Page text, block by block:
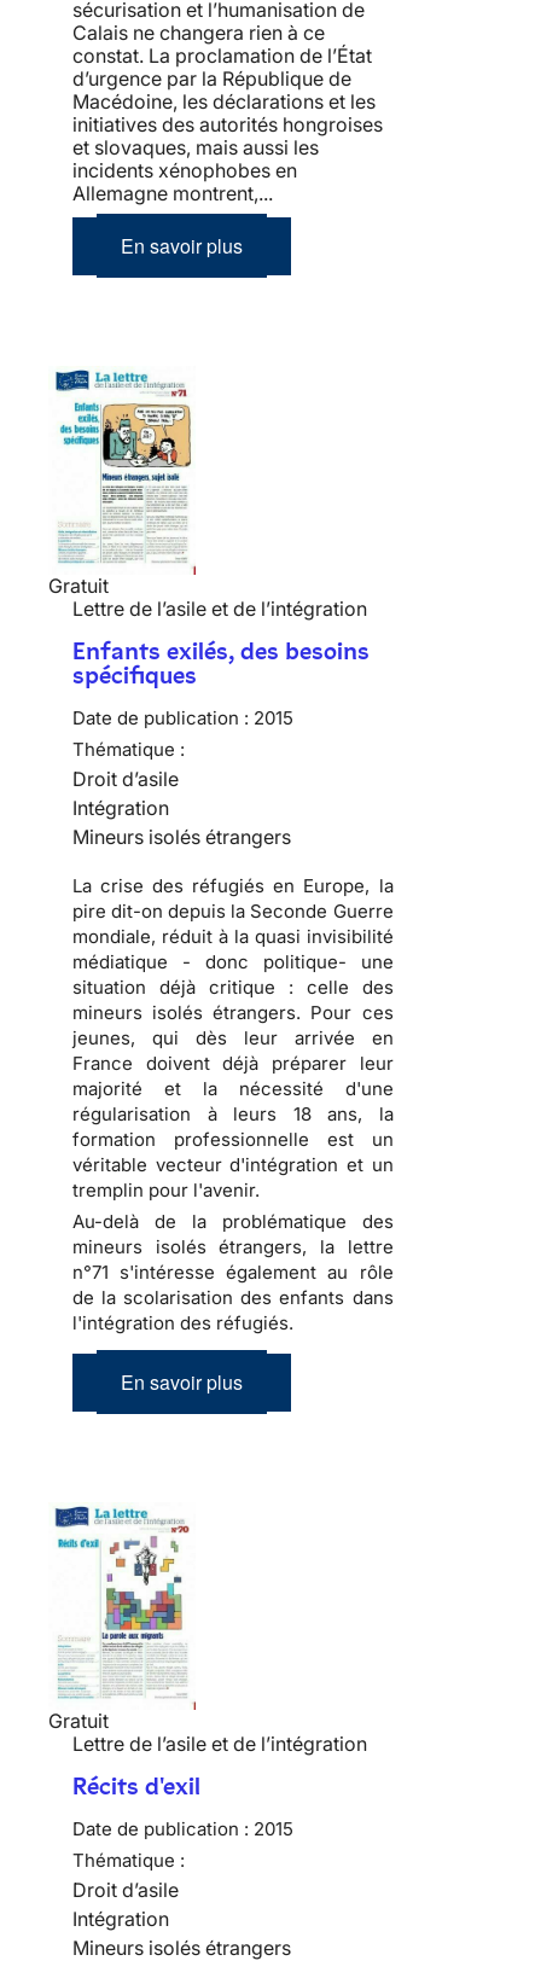
sécurisation et l’humanisation de
Calais ne changera rien à ce
constat. La proclamation de l’État
d’urgence par la République de
Macédoine, les déclarations et les
initiatives des autorités hongroises
et slovaques, mais aussi les
incidents xénophobes en
Allemagne montrent,...
En savoir plus
Gratuit
Lettre de l’asile et de l’intégration
Enfants exilés, des besoins
spécifiques
Date de publication : 2015
Thématique :
Droit d’asile
Intégration
Mineurs isolés étrangers
La crise des réfugiés en Europe, la
pire dit-on depuis la Seconde Guerre
mondiale, réduit à la quasi invisibilité
médiatique - donc politique- une
situation déjà critique : celle des
mineurs isolés étrangers. Pour ces
jeunes, qui dès leur arrivée en
France doivent déjà préparer leur
majorité et la nécessité d'une
régularisation à leurs 18 ans, la
formation professionnelle est un
véritable vecteur d'intégration et un
tremplin pour l'avenir.
Au-delà de la problématique des
mineurs isolés étrangers, la lettre
n°71 s'intéresse également au rôle
de la scolarisation des enfants dans
l'intégration des réfugiés.
En savoir plus
Gratuit
Lettre de l’asile et de l’intégration
Récits d'exil
Date de publication : 2015
Thématique :
Droit d’asile
Intégration
Mineurs isolés étrangers